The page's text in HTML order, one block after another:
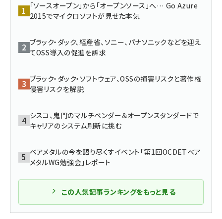
ai crunch (1353)
「ソースオープン」から「オープンソース」へ… Go Azure
2015でマイクロソフトが見せた本気
ブラック・ダック、経産省、ソニー、パナソニックなどを迎え
てOSS導入の促進を訴求
ブラック・ダック・ソフトウェア、OSSの損害リスクと著作権
侵害リスクを解説
シスコ、鬼門のマルチベンダー＆オープンスタンダードで
キャリアのシステム刷新に挑む
ベアメタルの今を語り尽くすイベント「第1回OCDETベア
メタルWG勉強会」レポート
この人気記事ランキングをもっと見る